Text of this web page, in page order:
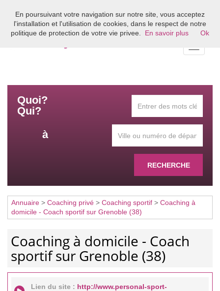
Bienvenue sur l'annuaire du coaching en France
Quoi?
Qui?
à
RECHERCHE
Annuaire > Coaching privé > Coaching sportif > Coaching à
domicile - Coach sportif sur Grenoble (38)
Coaching à domicile - Coach
sportif sur Grenoble (38)
Lien du site : http://www.personal-sport-
En poursuivant votre navigation sur notre site, vous acceptez
l'installation et l'utilisation de cookies, dans le respect de notre
politique de protection de votre vie privee.
En savoir plus Ok